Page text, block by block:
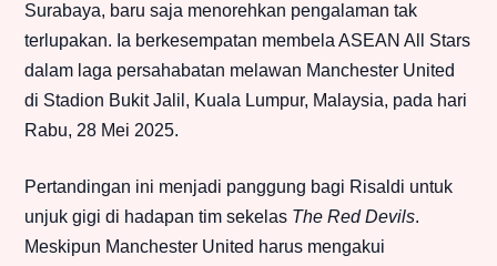
Surabaya, baru saja menorehkan pengalaman tak
terlupakan. Ia berkesempatan membela ASEAN All Stars
dalam laga persahabatan melawan Manchester United
di Stadion Bukit Jalil, Kuala Lumpur, Malaysia, pada hari
Rabu, 28 Mei 2025.
Pertandingan ini menjadi panggung bagi Risaldi untuk
unjuk gigi di hadapan tim sekelas The Red Devils.
Meskipun Manchester United harus mengakui